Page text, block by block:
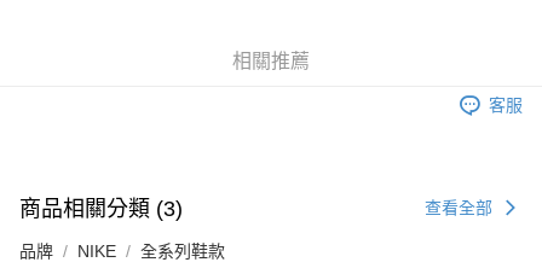
相關推薦
客服
商品相關分類 (3) 查看全部
品牌 NIKE 全系列鞋款